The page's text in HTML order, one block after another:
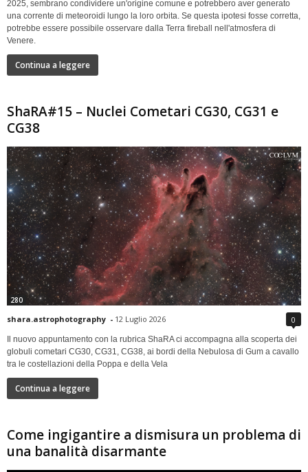
2025, sembrano condividere un'origine comune e potrebbero aver generato
una corrente di meteoroidi lungo la loro orbita. Se questa ipotesi fosse corretta,
potrebbe essere possibile osservare dalla Terra fireball nell'atmosfera di
Venere.
Continua a leggere
ShaRA#15 – Nuclei Cometari CG30, CG31 e
CG38
280
shara.astrophotography - 12 Luglio 2026 0
Il nuovo appuntamento con la rubrica ShaRA ci accompagna alla scoperta dei
globuli cometari CG30, CG31, CG38, ai bordi della Nebulosa di Gum a cavallo
tra le costellazioni della Poppa e della Vela
Continua a leggere
Come ingigantire a dismisura un problema di
una banalità disarmante